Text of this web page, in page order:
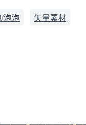
泡泡
矢量素材